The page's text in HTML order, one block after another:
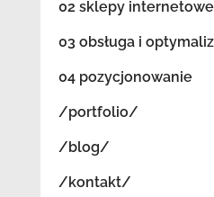
02 sklepy internetowe
03 obsługa i
04 pozycjonowanie
/portfolio/
/blog/
/kontakt/